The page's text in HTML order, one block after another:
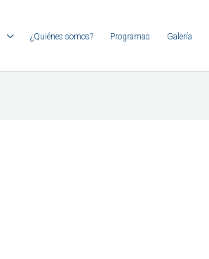
¿Quiénes somos? Programas Galería